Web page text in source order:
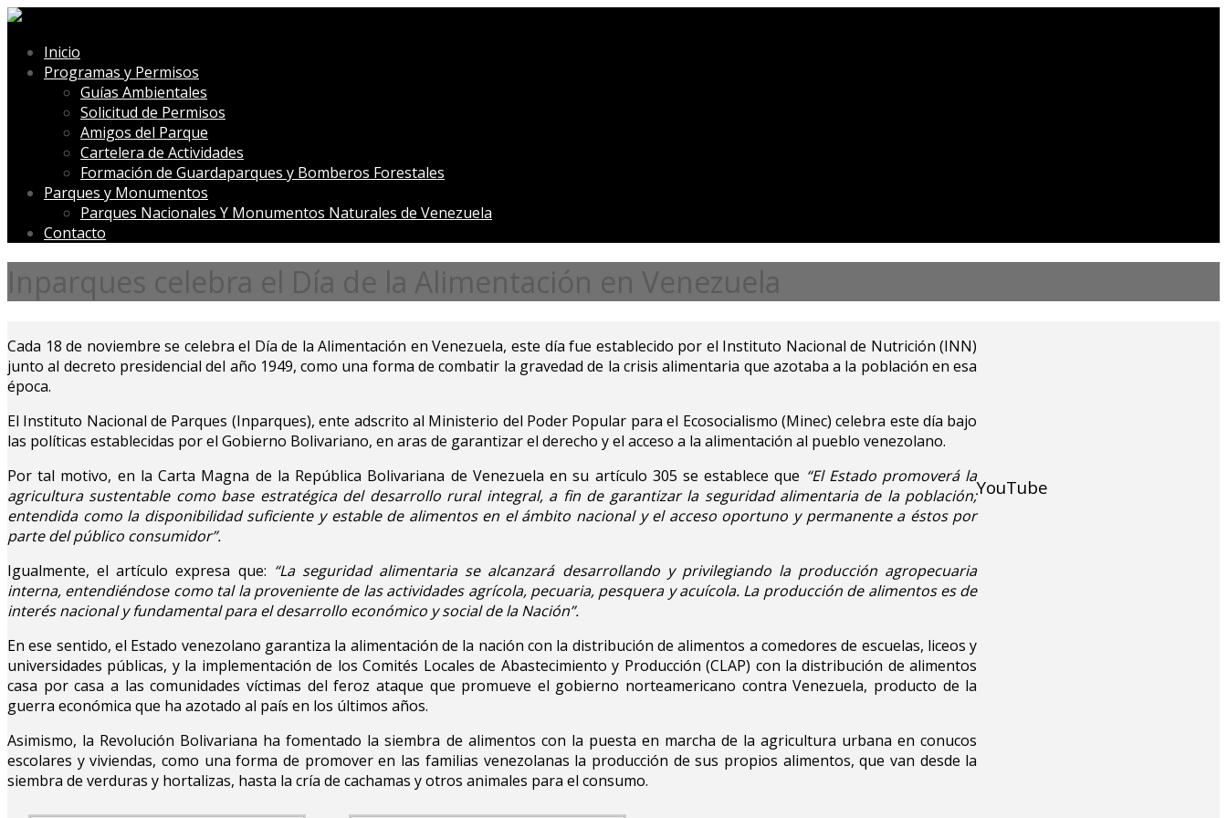
Inicio
Programas y Permisos
Guías Ambientales
Solicitud de Permisos
Amigos del Parque
Cartelera de Actividades
Formación de Guardaparques y Bomberos Forestales
Parques y Monumentos
Parques Nacionales Y Monumentos Naturales de Venezuela
Contacto
Inparques celebra el Día de la Alimentación en Venezuela
Cada 18 de noviembre se celebra el Día de la Alimentación en Venezuela, este día fue establecido por el Instituto Nacional de Nutrición (INN)
junto al decreto presidencial del año 1949, como una forma de combatir la gravedad de la crisis alimentaria que azotaba a la población en esa
época.
El Instituto Nacional de Parques (Inparques), ente adscrito al Ministerio del Poder Popular para el Ecosocialismo (Minec) celebra este día bajo
las políticas establecidas por el Gobierno Bolivariano, en aras de garantizar el derecho y el acceso a la alimentación al pueblo venezolano.
Por tal motivo, en la Carta Magna de la República Bolivariana de Venezuela en su artículo 305 se establece que “El Estado promoverá la
agricultura sustentable como base estratégica del desarrollo rural integral, a fin de garantizar la seguridad alimentaria de la población;
entendida como la disponibilidad suficiente y estable de alimentos en el ámbito nacional y el acceso oportuno y permanente a éstos por
parte del público consumidor”.
Igualmente, el artículo expresa que: “La seguridad alimentaria se alcanzará desarrollando y privilegiando la producción agropecuaria
interna, entendiéndose como tal la proveniente de las actividades agrícola, pecuaria, pesquera y acuícola. La producción de alimentos es de
interés nacional y fundamental para el desarrollo económico y social de la Nación”.
En ese sentido, el Estado venezolano garantiza la alimentación de la nación con la distribución de alimentos a comedores de escuelas, liceos y
universidades públicas, y la implementación de los Comités Locales de Abastecimiento y Producción (CLAP) con la distribución de alimentos
casa por casa a las comunidades víctimas del feroz ataque que promueve el gobierno norteamericano contra Venezuela, producto de la
guerra económica que ha azotado al país en los últimos años.
Asimismo, la Revolución Bolivariana ha fomentado la siembra de alimentos con la puesta en marcha de la agricultura urbana en conucos
escolares y viviendas, como una forma de promover en las familias venezolanas la producción de sus propios alimentos, que van desde la
siembra de verduras y hortalizas, hasta la cría de cachamas y otros animales para el consumo.
YouTube